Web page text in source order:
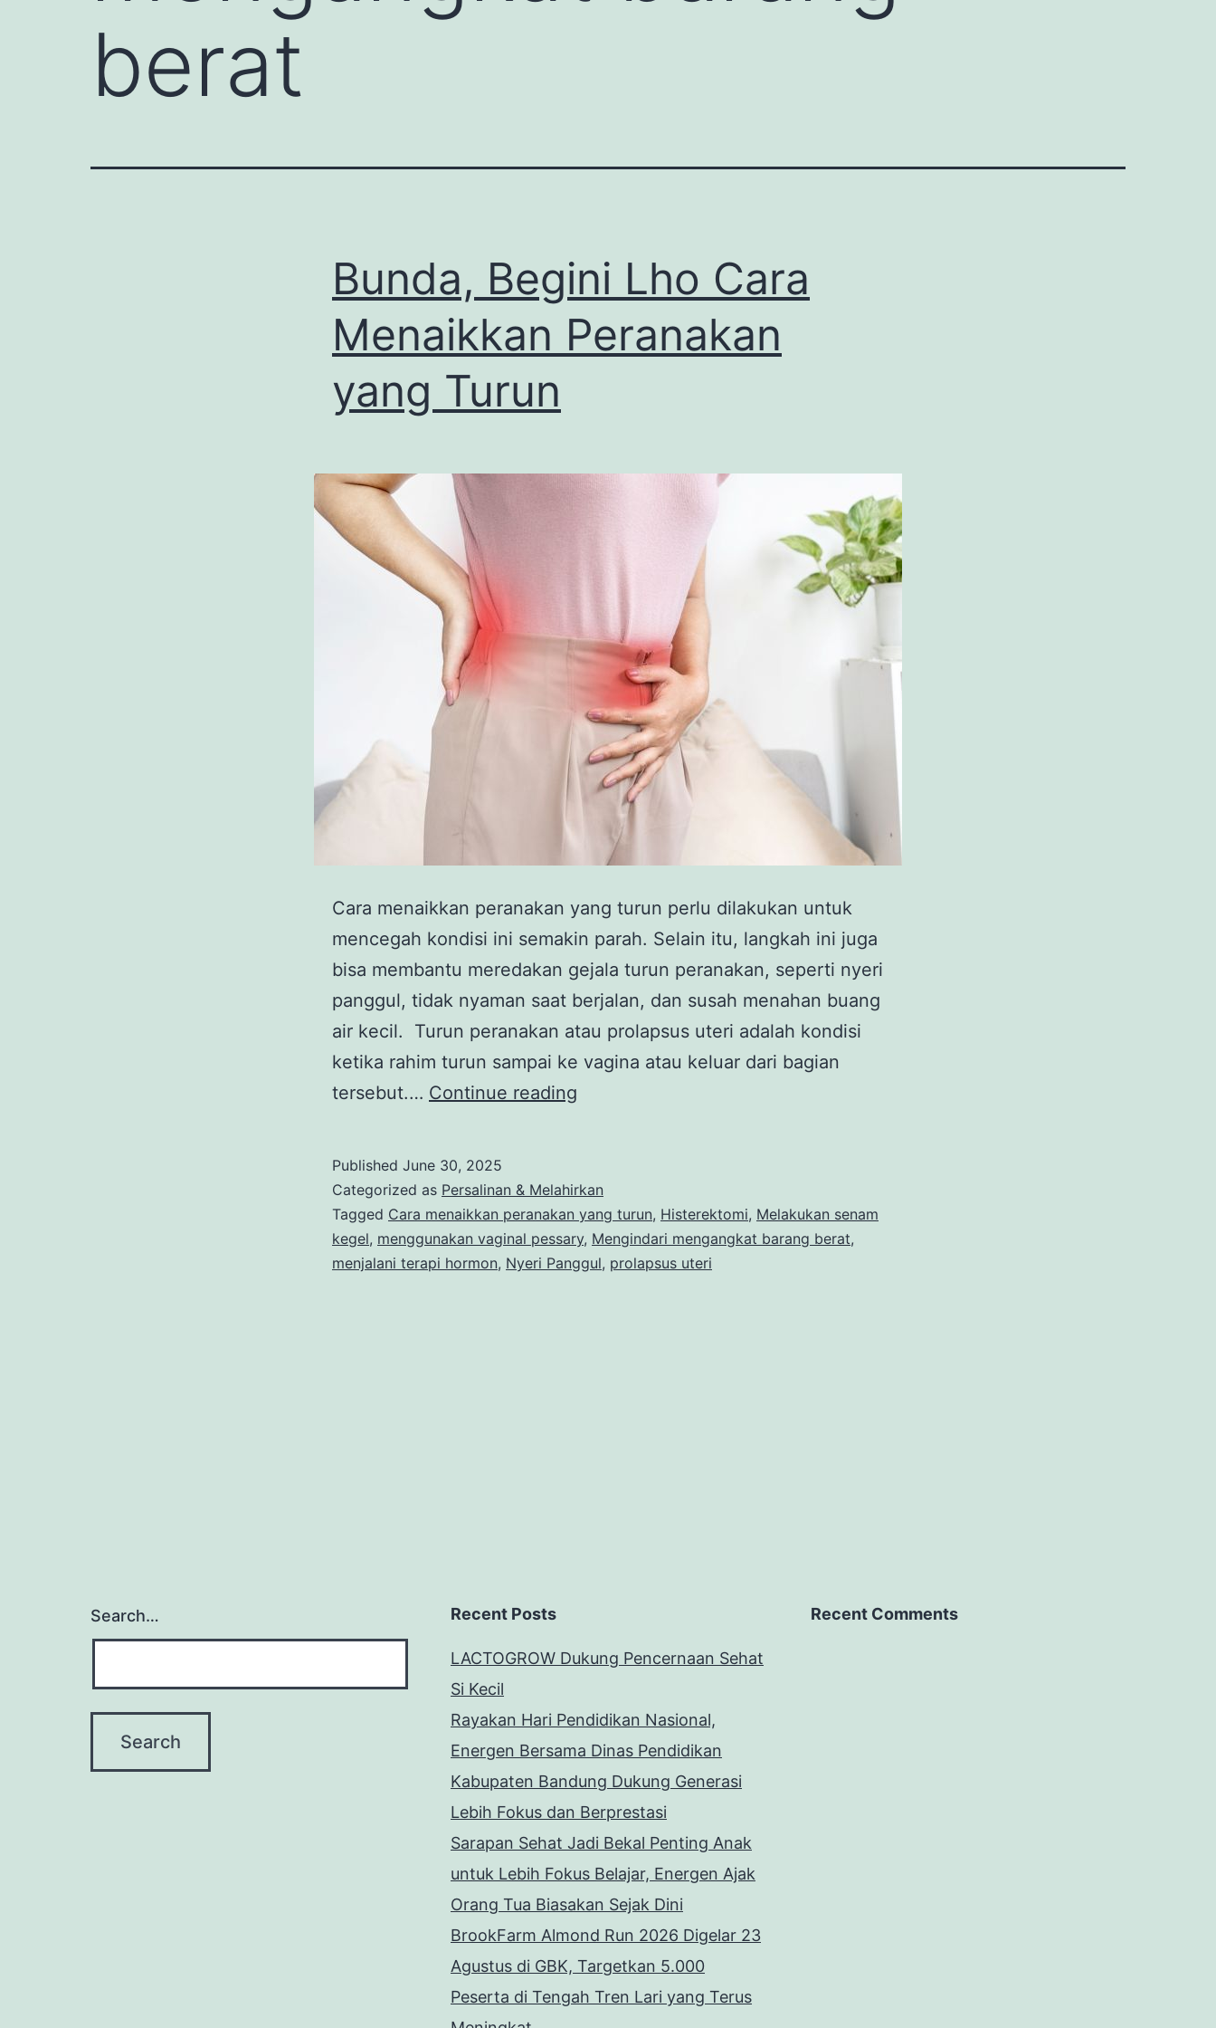
berat
Bunda, Begini Lho Cara
Menaikkan Peranakan
yang Turun
Cara menaikkan peranakan yang turun perlu dilakukan untuk
mencegah kondisi ini semakin parah. Selain itu, langkah ini juga
bisa membantu meredakan gejala turun peranakan, seperti nyeri
panggul, tidak nyaman saat berjalan, dan susah menahan buang
air kecil. Turun peranakan atau prolapsus uteri adalah kondisi
ketika rahim turun sampai ke vagina atau keluar dari bagian
tersebut.… Continue reading
Cara
Menaikkan
Peranakan
yang
Published June 30, 2025
Categorized as Persalinan & Melahirkan
Tagged Cara menaikkan peranakan yang turun, Histerektomi, Melakukan senam
kegel, menggunakan vaginal pessary, Mengindari mengangkat barang berat,
menjalani terapi hormon, Nyeri Panggul, prolapsus uteri
Search… Recent Posts
LACTOGROW Dukung Pencernaan Sehat
Si Kecil
Rayakan Hari Pendidikan Nasional,
Energen Bersama Dinas Pendidikan
Kabupaten Bandung Dukung Generasi
Lebih Fokus dan Berprestasi
Sarapan Sehat Jadi Bekal Penting Anak
untuk Lebih Fokus Belajar, Energen Ajak
Orang Tua Biasakan Sejak Dini
BrookFarm Almond Run 2026 Digelar 23
Agustus di GBK, Targetkan 5.000
Peserta di Tengah Tren Lari yang Terus
Recent Comments